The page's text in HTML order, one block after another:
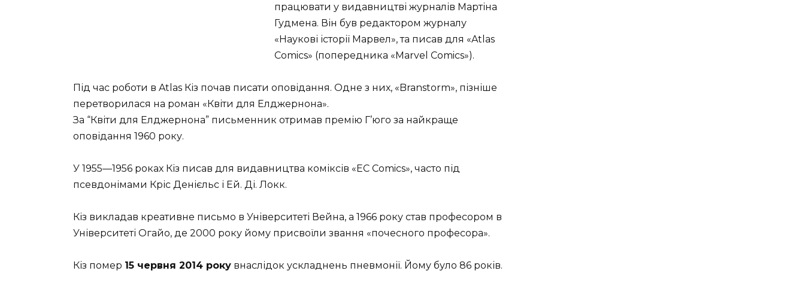
працювати у видавництві журналів Мартіна
Гудмена. Він був редактором журналу
«Наукові історії Марвел», та писав для «Atlas
Comics» (попередника «Marvel Comics»).
Під час роботи в Atlas Кіз почав писати оповідання. Одне з них, «Branstorm», пізніше
перетворилася на роман «Квіти для Елджернона».
За “Квіти для Елджернона” письменник отримав премію Г’юго за найкраще
оповідання 1960 року.
У 1955—1956 роках Кіз писав для видавництва коміксів «EC Comics», часто під
псевдонімами Кріс Денієльс і Ей. Ді. Локк.
Кіз викладав креативне письмо в Університеті Вейна, а 1966 року став професором в
Університеті Огайо, де 2000 року йому присвоїли звання «почесного професора».
Кіз помер 15 червня 2014 року внаслідок ускладнень пневмонії. Йому було 86 років.